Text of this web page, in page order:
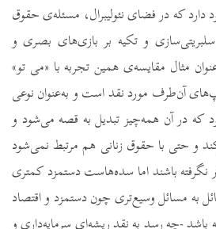
دارد که در فضای نئولیبرال، مسئله‌ی حقوق
و تکیه‌ بر بازی‌های بصری و
مثال مقایسه‌ی همین تجربه با «می تو»
آن‌طرف مورد نقد است و به‌عنوان نوعی
که در آن همه‌چیز تبدیل به قصه می‌شود و
و حتی با حقوق زنانی هم مرتبط نمی‌شود
نگرفته باشند اما سده‌هاست دستمزد کمتری
به مسائل وسیع‌تری چون دستمزد و اقتصاد‌
باشد -چه رسد به نقد ریشه‌ای سرمایه‌داری و